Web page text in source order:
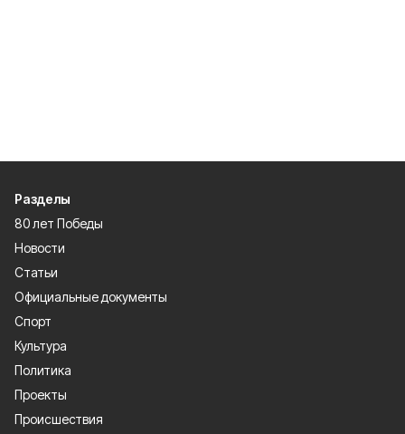
Разделы
80 лет Победы
Новости
Статьи
Официальные документы
Спорт
Культура
Политика
Проекты
Происшествия